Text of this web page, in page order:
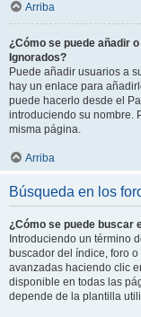
Arriba
¿Cómo se puede añadir
Ignorados?
Puede añadir usuarios a
hay un enlace para
puede hacerlo desde el
introduciendo su nombre.
misma página.
Arriba
Búsqueda en los
¿Cómo se puede buscar
Introduciendo un término
buscador del índice, foro
avanzadas haciendo clic
disponible en todas las
depende de la plantilla